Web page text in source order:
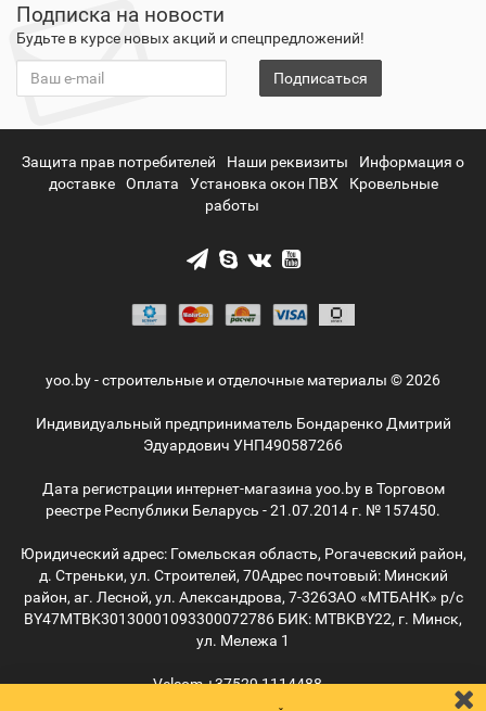
Подписка на новости
Будьте в курсе новых акций и спецпредложений!
Подписаться
Защита прав потребителей Наши реквизиты
Информация о
доставке
Оплата Установка окон ПВХ
Кровельные
работы
yoo.by - строительные и отделочные материалы © 2026
Индивидуальный предприниматель Бондаренко Дмитрий
Эдуардович УНП490587266
Дата регистрации интернет-магазина yoo.by в Торговом
реестре Республики Беларусь - 21.07.2014 г. № 157450.
Юридический адрес: Гомельская область, Рогачевский район,
д. Стреньки, ул. Строителей, 70Адрес почтовый: Минский
район, аг. Лесной, ул. Александрова, 7-326ЗАО «МТБАНК» р/с
BY47MTBK30130001093300072786 БИК: MTBKBY22, г. Минск,
ул. Мележа 1
Velcom+375291114488
5055515